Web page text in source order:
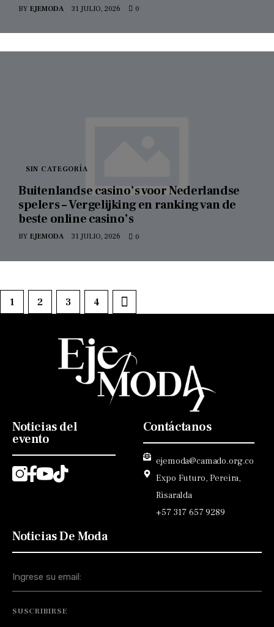
BY EJEMODA 31 JULIO, 2026 0
SIN CATEGORÍA
Buitenlandse casino’s voor Nederlandse
spelers – Vergelijking en ranking van de
beste online casino’s
BY EJEMODA 31 JULIO, 2026 0
1 2 3 4
Noticias del
evento
Contáctanos
ejemoda@camado.org.co
Expo Futuro, Pereira,
Risaralda
+57 317 657 9289
Noticias De Moda